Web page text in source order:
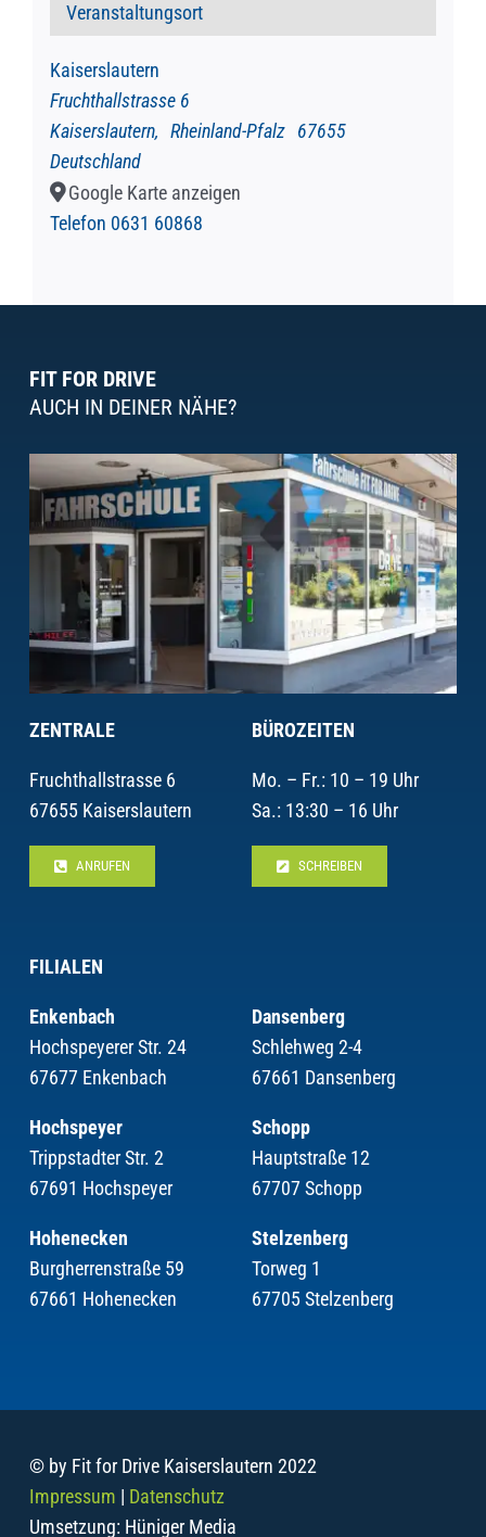
Veranstaltungsort
Kaiserslautern
Fruchthallstrasse 6
Kaiserslautern, Rheinland-Pfalz 67655
Deutschland
Google Karte anzeigen
Telefon 0631 60868
FIT FOR DRIVE
AUCH IN DEINER NÄHE?
ZENTRALE
Fruchthallstrasse 6
67655 Kaiserslautern
ANRUFEN
BÜROZEITEN
Mo. – Fr.: 10 – 19 Uhr
Sa.: 13:30 – 16 Uhr
SCHREIBEN
FILIALEN
Enkenbach
Hochspeyerer Str. 24
67677 Enkenbach
Hochspeyer
Trippstadter Str. 2
67691 Hochspeyer
Hohenecken
Burgherrenstraße 59
67661 Hohenecken
Dansenberg
Schlehweg 2-4
67661 Dansenberg
Schopp
Hauptstraße 12
67707 Schopp
Stelzenberg
Torweg 1
67705 Stelzenberg
© by Fit for Drive Kaiserslautern 2022
Impressum | Datenschutz
Umsetzung: Hüniger Media